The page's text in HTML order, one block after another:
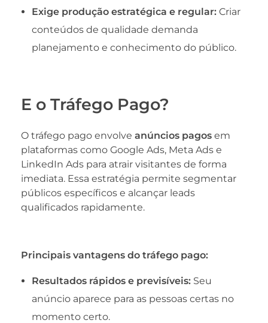
Exige produção estratégica e regular: Criar
conteúdos de qualidade demanda
planejamento e conhecimento do público.
E o Tráfego Pago?
O tráfego pago envolve anúncios pagos em
plataformas como Google Ads, Meta Ads e
LinkedIn Ads para atrair visitantes de forma
imediata. Essa estratégia permite segmentar
públicos específicos e alcançar leads
qualificados rapidamente.
Principais vantagens do tráfego pago:
Resultados rápidos e previsíveis: Seu
anúncio aparece para as pessoas certas no
momento certo.